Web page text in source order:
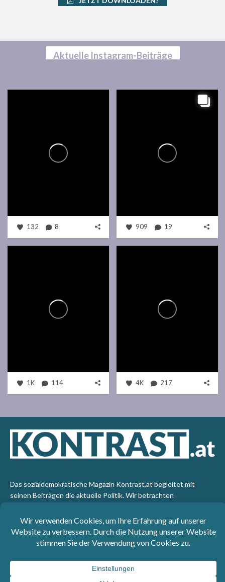
Aktuelle Instagram-Beiträge
132 8 909 19
1K 114 4K 217
Das sozialdemokratische Magazin Kontrast.at begleitet mit
seinen Beiträgen die aktuelle Politik. Wir betrachten
emanzipatorischen Standpunkt aus. Kontrast wirft den Blick der
sozialen Gerechtigkeit auf die Welt.
: SPÖ-Klub - 1017 Wien - Telefon: +43 1 40110-
3393 - e-mail: redaktion@kontrast.at -